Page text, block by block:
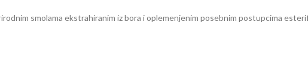
smolama ekstrahiranim iz bora i oplemenjenim posebnim postupcima